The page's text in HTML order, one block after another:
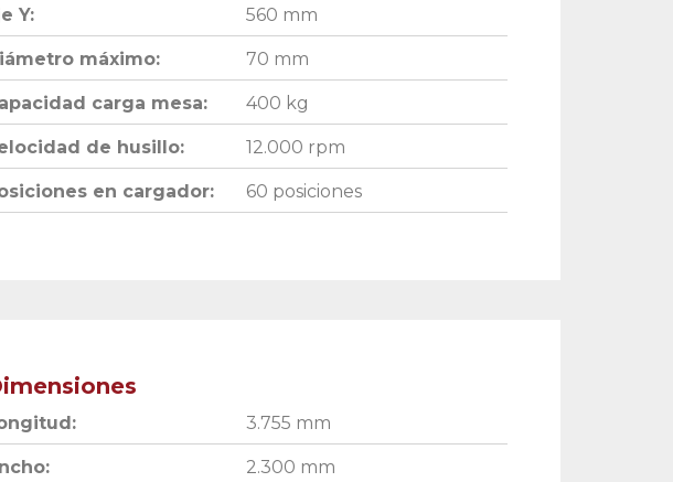
Y: 560 mm
máximo: 70 mm
carga mesa: 400 kg
de husillo: 12.000 rpm
en cargador: 60 posiciones
3.755 mm
2.300 mm